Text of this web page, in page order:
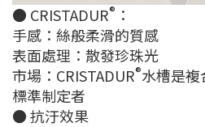
● CRISTADUR® ：
手感：絲般柔滑的質感
表面處理：散發珍珠光
市場：CRISTADUR®水槽是
標準制定者
● 抗汙效果